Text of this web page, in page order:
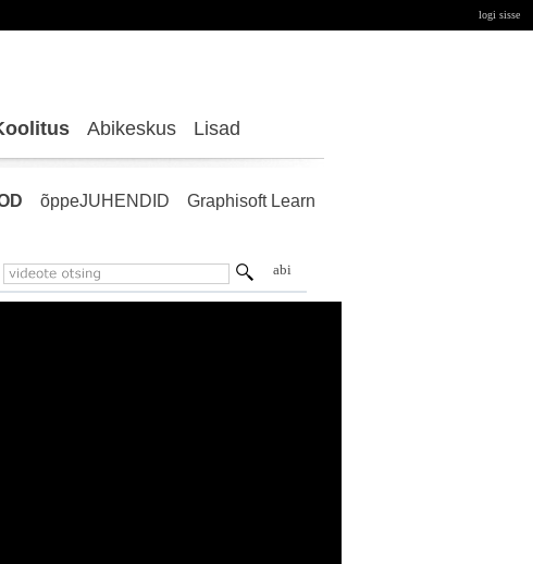
logi sisse
Abikeskus Lisad
õppeJUHENDID Graphisoft Learn
abi